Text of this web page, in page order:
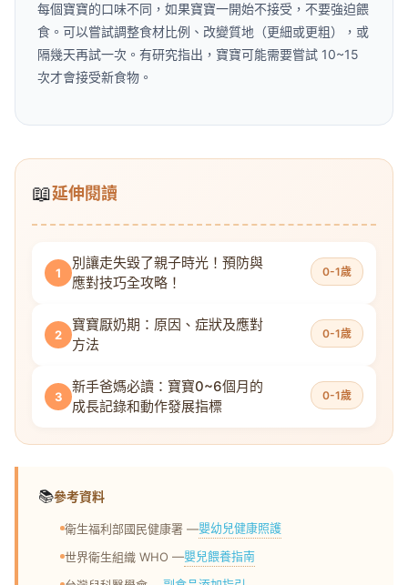
每個寶寶的口味不同，如果寶寶一開始不接受，不要強迫餵
食。可以嘗試調整食材比例、改變質地（更細或更粗），或
隔幾天再試一次。有研究指出，寶寶可能需要嘗試 10~15
次才會接受新食物。
📖延伸閱讀
1
別讓走失毀了親子時光！預防與
應對技巧全攻略！
0-1歲
2
寶寶厭奶期：原因、症狀及應對
方法
0-1歲
3
新手爸媽必讀：寶寶0~6個月的
成長記錄和動作發展指標
0-1歲
📚參考資料
衛生福利部國民健康署 —嬰幼兒健康照護
世界衛生組織 WHO —嬰兒餵養指南